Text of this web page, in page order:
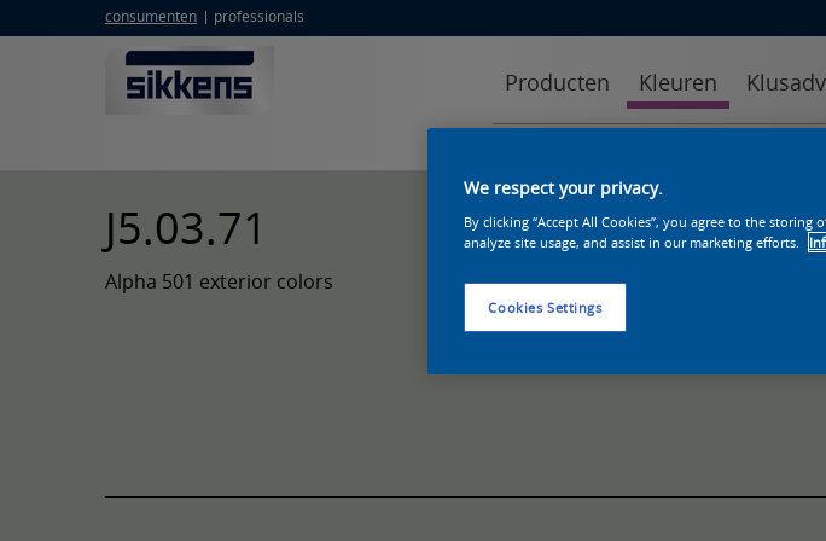
consumenten professionals
Producten Kleuren
J5.03.71
Alpha 501 exterior colors
We respect your privacy.
By clicking “Accept All Cookies”, you agree to the
analyze site usage, and assist in our marketing efforts.
Cookies Settings